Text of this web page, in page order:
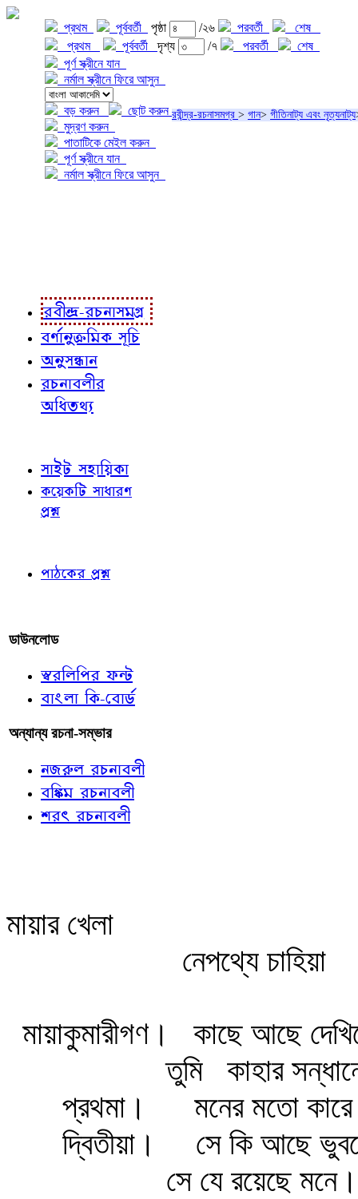
প্রথম পূর্ববর্তী পৃষ্ঠা /২৬ পরবর্তী
শেষ
প্রথম
পূর্ববর্তী দৃশ্য /৭ পরবর্তী
শেষ
পূর্ণ স্ক্রীনে যান
নর্মাল স্ক্রীনে ফিরে আসুন
বড় করুন
ছোট করুন
মুদ্রণ করুন
পাতাটিকে মেইল করুন
পূর্ণ স্ক্রীনে যান
নর্মাল স্ক্রীনে ফিরে আসুন
রবীন্দ্র-রচনাসমগ্র > গান> গীতিনাট্য এবং নৃত্যনাট্য
রবীন্দ্র-রচনাসমগ্র
বর্ণানুক্রমিক সূচি
অনুসন্ধান
রচনাবলীর
অধিতথ্য
সাইট সহায়িকা
কয়েকটি সাধারণ
প্রশ্ন
পাঠকের প্রশ্ন
ডাউনলোড
স্বরলিপির ফন্ট
বাংলা কি-বোর্ড
অন্যান্য রচনা-সম্ভার
নজরুল রচনাবলী
বঙ্কিম রচনাবলী
শরৎ রচনাবলী
মায়ার খেলা
নেপথ্যে চাহিয়া
মায়াকুমারীগণ।
কাছে আছে
তুমি
কাহার
প্রথমা।
মনের মতো
দ্বিতীয়া।
সে কি আছে
সে যে রয়েছে মনে।